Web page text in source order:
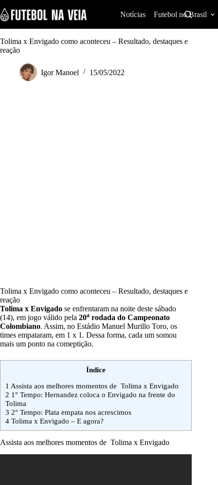
k
i
p
t
o
Notícias Futebol no Brasil
Tolima x Envigado como aconteceu – Resultado, destaques e
reação
Igor Manoel 15/05/2022
Tolima x Envigado como aconteceu – Resultado, destaques e
reação
Tolima x Envigado se enfrentaram na noite deste sábado
(14), em jogo válido pela 20a rodada do Campeonato
Colombiano. Assim, no Estádio Manuel Murillo Toro, os
times empataram, em 1 x 1. Dessa forma, cada um somou
mais um ponto na comeptição.
Índice
1 Assista aos melhores momentos de Tolima x Envigado
2 1° Tempo: Hernandez coloca o Envigado na frente do
Tolima
3 2° Tempo: Plata empata nos acrescimos
4 Tolima x Envigado – E agora?
Assista aos melhores momentos de Tolima x Envigado